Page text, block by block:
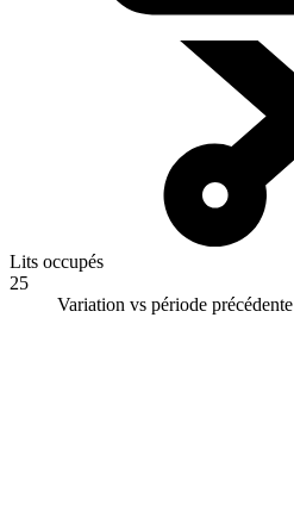
Lits occupés
25
Variation vs période précédente